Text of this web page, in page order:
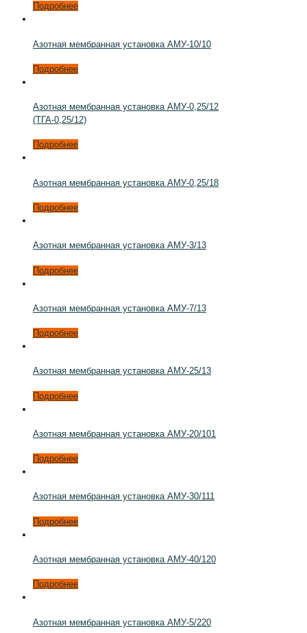
Подробнее
Азотная мембранная установка АМУ-10/10
Подробнее
Азотная мембранная установка АМУ-0,25/12
(ТГА-0,25/12)
Подробнее
Азотная мембранная установка АМУ-0,25/18
Подробнее
Азотная мембранная установка АМУ-3/13
Подробнее
Азотная мембранная установка АМУ-7/13
Подробнее
Азотная мембранная установка АМУ-25/13
Подробнее
Азотная мембранная установка АМУ-20/101
Подробнее
Азотная мембранная установка АМУ-30/111
Подробнее
Азотная мембранная установка АМУ-40/120
Подробнее
Азотная мембранная установка АМУ-5/220